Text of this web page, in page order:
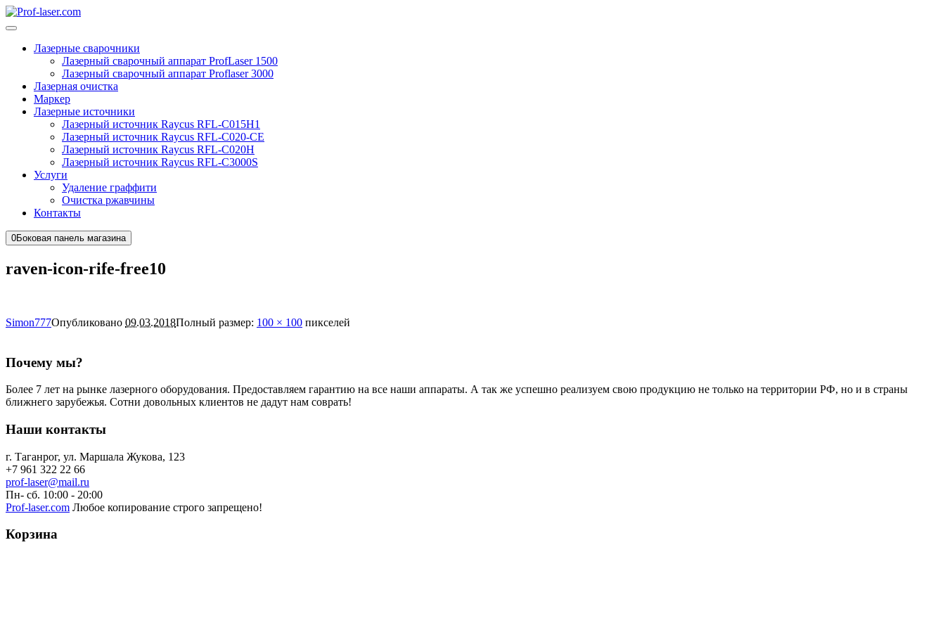
Лазерные сварочники
Лазерный сварочный аппарат ProfLaser 1500
Лазерный сварочный аппарат Proflaser 3000
Лазерная очистка
Маркер
Лазерные источники
Лазерный источник Raycus RFL-C015H1
Лазерный источник Raycus RFL-C020-CE
Лазерный источник Raycus RFL-C020H
Лазерный источник Raycus RFL-C3000S
Услуги
Удаление граффити
Очистка ржавчины
Контакты
0Боковая панель магазина
raven-icon-rife-free10
Simon777Опубликовано 09.03.2018Полный размер: 100 × 100 пикселей
Почему мы?
Более 7 лет на рынке лазерного оборудования. Предоставляем гарантию на все наши аппараты. А так же успешно реализуем свою продукцию не только на территории РФ, но и в страны
ближнего зарубежья. Сотни довольных клиентов не дадут нам соврать!
Наши контакты
г. Таганрог, ул. Маршала Жукова, 123
+7 961 322 22 66
prof-laser@mail.ru
Пн- сб. 10:00 - 20:00
Prof-laser.com Любое копирование строго запрещено!
Корзина